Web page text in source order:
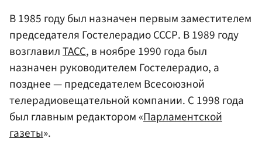
В 1985 году был назначен первым заместителем
председателя Гостелерадио СССР. В 1989 году
возглавилТАСС, в ноябре 1990 года был
назначен руководителем Гостелерадио, а
позднее — председателем Всесоюзной
телерадиовещательной компании. С 1998 года
был главным редактором «Парламентской
газеты».